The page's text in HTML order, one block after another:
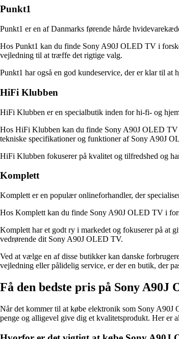
Punkt1
Punkt1 er en af Danmarks førende hårde
Hos Punkt1 kan du finde Sony A90J OLED TV i
vejledning til at træffe det rigtige valg.
Punkt1 har også en god kundeservice, der er klar til
HiFi Klubben
HiFi Klubben er en specialbutik inden for hi-fi- og
Hos HiFi Klubben kan du finde Sony A90J OLED TV
tekniske specifikationer og funktioner af Sony A90J
HiFi Klubben fokuserer på kvalitet og tilfredshed og
Komplett
Komplett er en populær onlineforhandler, der
Hos Komplett kan du finde Sony A90J OLED TV i
Komplett har et godt ry i markedet og fokuserer på at
vedrørende dit Sony A90J OLED TV.
Ved at vælge en af ​​disse butikker kan danske
vejledning eller pålidelig service, er der en butik, der
Få den bedste pris på Sony
Når det kommer til at købe elektronik som Sony A90J
penge og alligevel give dig et kvalitetsprodukt. Her er